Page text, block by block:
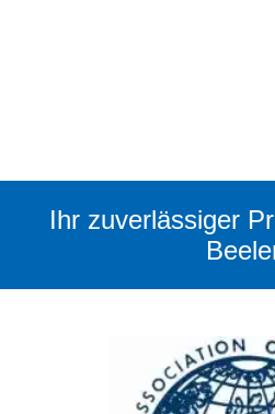
Ihr zuverlässiger